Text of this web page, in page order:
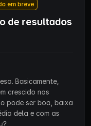
em breve
de resultados
Basicamente,
crescido nos
pode ser boa, baixa
dela e com as